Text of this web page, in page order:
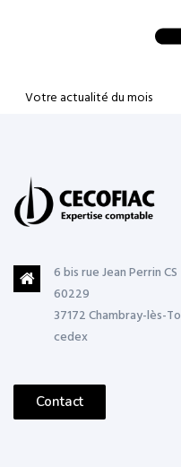
Votre actualité du mois
6 bis rue Jean Perrin CS
60229
37172 Chambray-lès-
cedex
Contact